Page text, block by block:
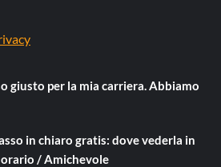
giusto per la mia carriera. Abbiamo
in chiaro gratis: dove vederla in
/ Amichevole